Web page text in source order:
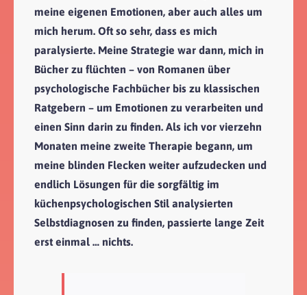
meine eigenen Emotionen, aber auch alles um
mich herum. Oft so sehr, dass es mich
paralysierte. Meine Strategie war dann, mich in
Bücher zu flüchten – von Romanen über
psychologische Fachbücher bis zu klassischen
Ratgebern – um Emotionen zu verarbeiten und
einen Sinn darin zu finden. Als ich vor vierzehn
Monaten meine zweite Therapie begann, um
meine blinden Flecken weiter aufzudecken und
endlich Lösungen für die sorgfältig im
küchenpsychologischen Stil analysierten
Selbstdiagnosen zu finden, passierte lange Zeit
erst einmal … nichts.